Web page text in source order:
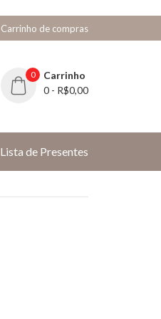
Carrinho de compras
0
Carrinho
0 - R$0,00
Lista de Presentes